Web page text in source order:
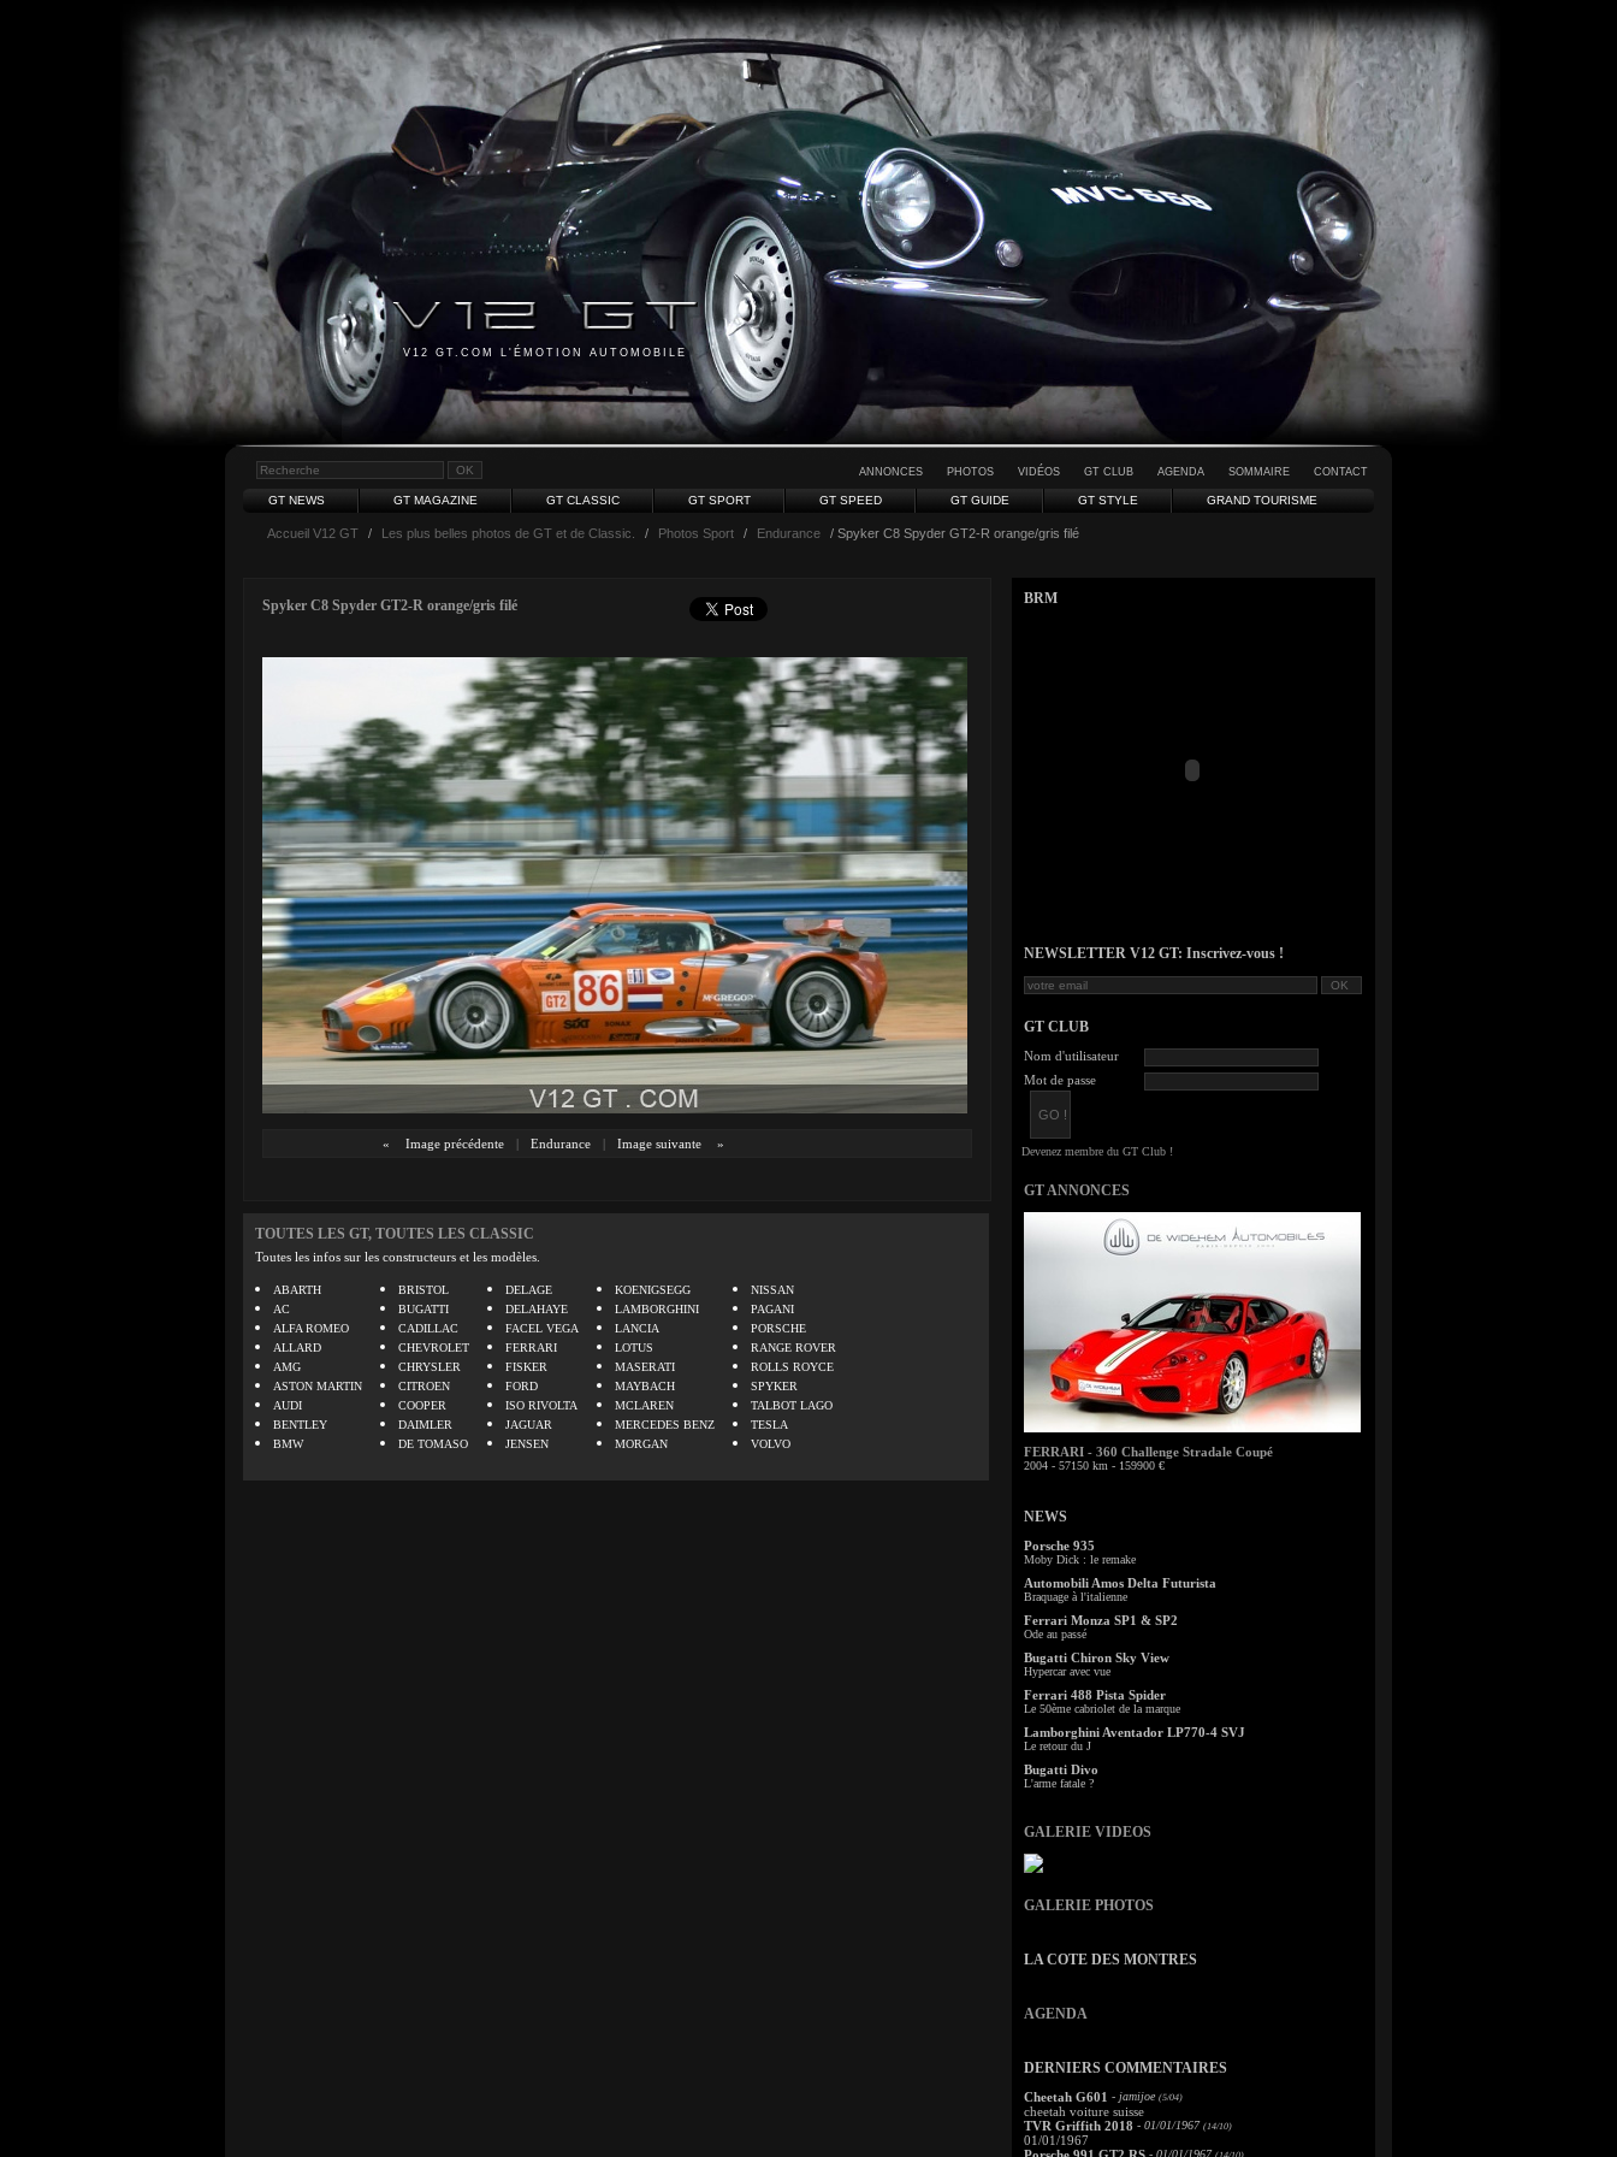
V12 GT.COM L'ÉMOTION AUTOMOBILE
ANNONCES PHOTOS VIDÉOS GT CLUB AGENDA SOMMAIRE CONTACT
GT NEWS GT MAGAZINE GT CLASSIC GT SPORT GT SPEED GT GUIDE GT STYLE GRAND TOURISME
Accueil V12 GT / Les plus belles photos de GT et de Classic. / Photos Sport / Endurance / Spyker C8 Spyder GT2-R orange/gris filé
Spyker C8 Spyder GT2-R orange/gris filé
« Image précédente | Endurance | Image suivante »
TOUTES LES GT, TOUTES LES CLASSIC
Toutes les infos sur les constructeurs et les modèles.
ABARTH
AC
ALFA ROMEO
ALLARD
AMG
ASTON MARTIN
AUDI
BENTLEY
BMW
BRISTOL
BUGATTI
CADILLAC
CHEVROLET
CHRYSLER
CITROEN
COOPER
DAIMLER
DE TOMASO
DELAGE
DELAHAYE
FACEL VEGA
FERRARI
FISKER
FORD
ISO RIVOLTA
JAGUAR
JENSEN
KOENIGSEGG
LAMBORGHINI
LANCIA
LOTUS
MASERATI
MAYBACH
MCLAREN
MERCEDES BENZ
MORGAN
NISSAN
PAGANI
PORSCHE
RANGE ROVER
ROLLS ROYCE
SPYKER
TALBOT LAGO
TESLA
VOLVO
BRM
NEWSLETTER V12 GT: Inscrivez-vous !
GT CLUB
Nom d'utilisateur
Mot de passe
GT ANNONCES
FERRARI - 360 Challenge Stradale Coupé
2004 - 57150 km - 159900 €
NEWS
Porsche 935
Moby Dick : le remake
Automobili Amos Delta Futurista
Braquage à l'italienne
Ferrari Monza SP1 & SP2
Ode au passé
Bugatti Chiron Sky View
Hypercar avec vue
Ferrari 488 Pista Spider
Le 50ème cabriolet de la marque
Lamborghini Aventador LP770-4 SVJ
Le retour du J
Bugatti Divo
L'arme fatale ?
GALERIE VIDEOS
GALERIE PHOTOS
LA COTE DES MONTRES
AGENDA
DERNIERS COMMENTAIRES
Cheetah G601 - jamijoe (5/04)
cheetah voiture suisse
TVR Griffith 2018 - 01/01/1967 (14/10)
01/01/1967
- 01/01/1967